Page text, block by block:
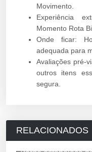
Movimento.
Experiência
Momento Rota
Onde ficar:
adequada para
Avaliações pré-
outros itens
segura.
RELACIONADOS